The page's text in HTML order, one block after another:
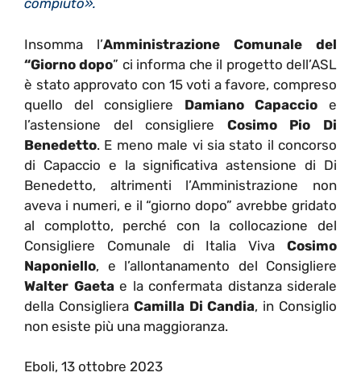
compiuto».
Insomma l’Amministrazione Comunale del
“Giorno dopo” ci informa che il progetto dell’ASL
è stato approvato con 15 voti a favore, compreso
quello del consigliere Damiano Capaccio e
l’astensione del consigliere Cosimo Pio Di
Benedetto. E meno male vi sia stato il concorso
di Capaccio e la significativa astensione di Di
Benedetto, altrimenti l’Amministrazione non
aveva i numeri, e il “giorno dopo” avrebbe gridato
al complotto, perché con la collocazione del
Consigliere Comunale di Italia Viva Cosimo
Naponiello, e l’allontanamento del Consigliere
Walter Gaetae la confermata distanza siderale
della Consigliera Camilla Di Candia, in Consiglio
non esiste più una maggioranza.
Eboli, 13 ottobre 2023